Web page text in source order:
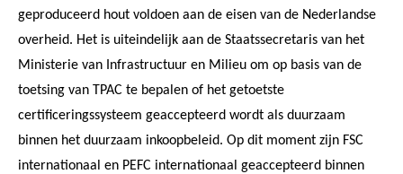
geproduceerd hout voldoen aan de eisen van de Nederlandse
overheid. Het is uiteindelijk aan de Staatssecretaris van het
Ministerie van Infrastructuur en Milieu om op basis van de
toetsing van TPAC te bepalen of het getoetste
certificeringssysteem geaccepteerd wordt als duurzaam
binnen het duurzaam inkoopbeleid. Op dit moment zijn FSC
internationaal en PEFC internationaal geaccepteerd binnen